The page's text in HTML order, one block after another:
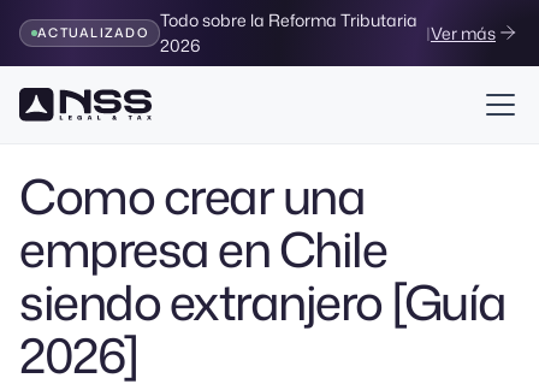
ACTUALIZADO
Todo sobre la Reforma Tributaria
2026
|Ver más
Volver al Blog
Como crear una
empresa en Chile
siendo extranjero [Guía
2026]